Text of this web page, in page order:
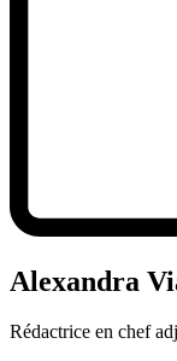
Alexandra
Rédactrice en chef